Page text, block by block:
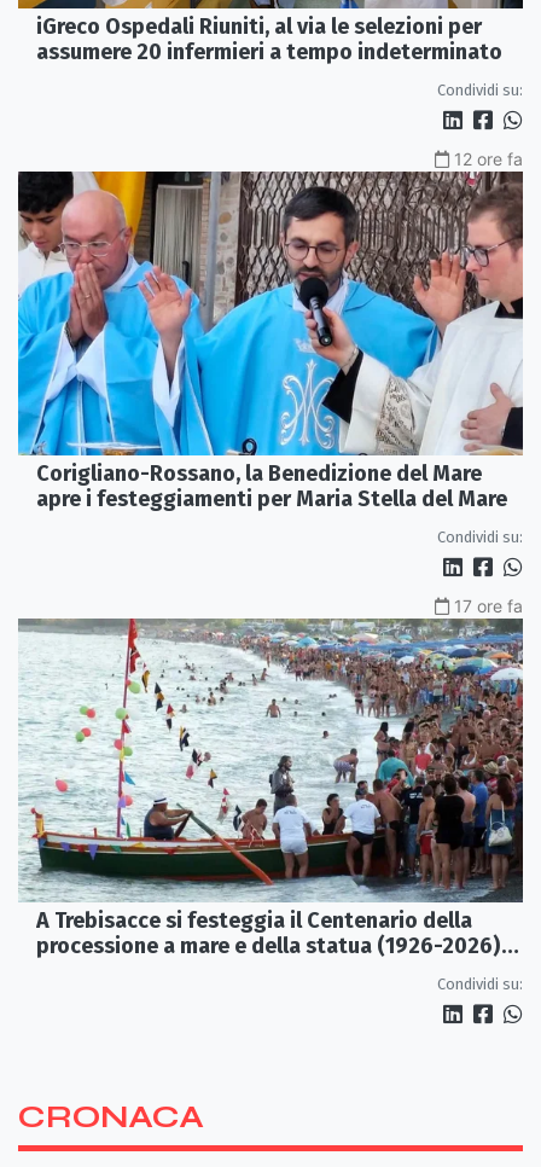
iGreco Ospedali Riuniti, al via le selezioni per
assumere 20 infermieri a tempo indeterminato
Condividi su:
12 ore fa
Corigliano-Rossano, la Benedizione del Mare
apre i festeggiamenti per Maria Stella del Mare
Condividi su:
17 ore fa
A Trebisacce si festeggia il Centenario della
processione a mare e della statua (1926-2026)
Condividi su:
CRONACA